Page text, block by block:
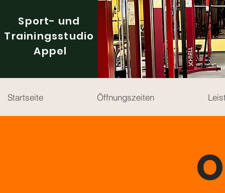
Sport- und
Trainingsstudio
Appel
Startseite Öffnungszeiten